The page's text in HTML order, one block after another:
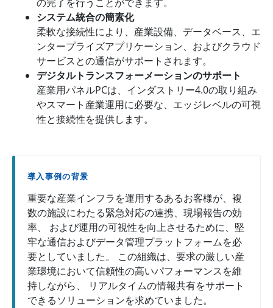
システム統合の簡素化
柔軟な接続性により、産業設備、データベース、エ
ンタープライズアプリケーション、およびクラウド
サービスとの通信がサポートされます。
デジタルトランスフォーメーションのサポート
産業用パネルPCは、インダストリー4.0の取り組み
やスマート産業運用に必要な、エッジレベルの可視
性と接続性を提供します。
導入事例の背景
重要な産業インフラを運用するあるお客様が、複
数の施設にわたる緊急対応の連携、現場報告の効
率、 および運用の可視性を向上させるために、堅
牢な通信およびデータ管理プラットフォームを必
要としていました。 この組織は、要求の厳しい産
業環境において信頼性の高いパフォーマンスを維
持しながら、 リアルタイムの情報共有をサポート
できるソリューションを求めていました。